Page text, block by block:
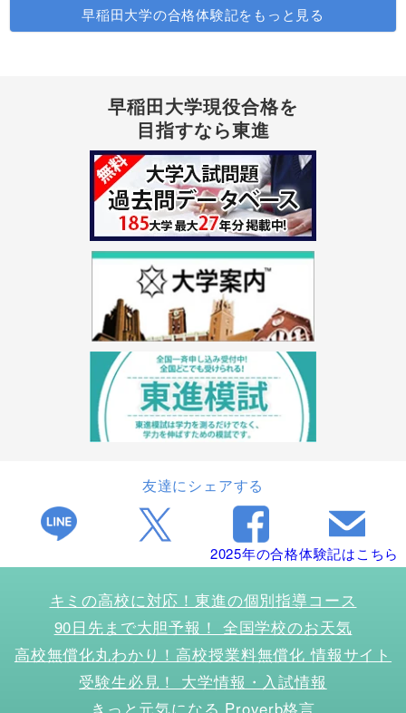
早稲田大学の合格体験記をもっと見る
早稲田大学現役合格を
目指すなら東進
友達にシェアする
2025年の合格体験記はこちら
キミの高校に対応！東進の個別指導コース
90日先まで大胆予報！ 全国学校のお天気
高校無償化丸わかり！高校授業料無償化 情報サイト
受験生必見！ 大学情報・入試情報
きっと元気になる Proverb格言